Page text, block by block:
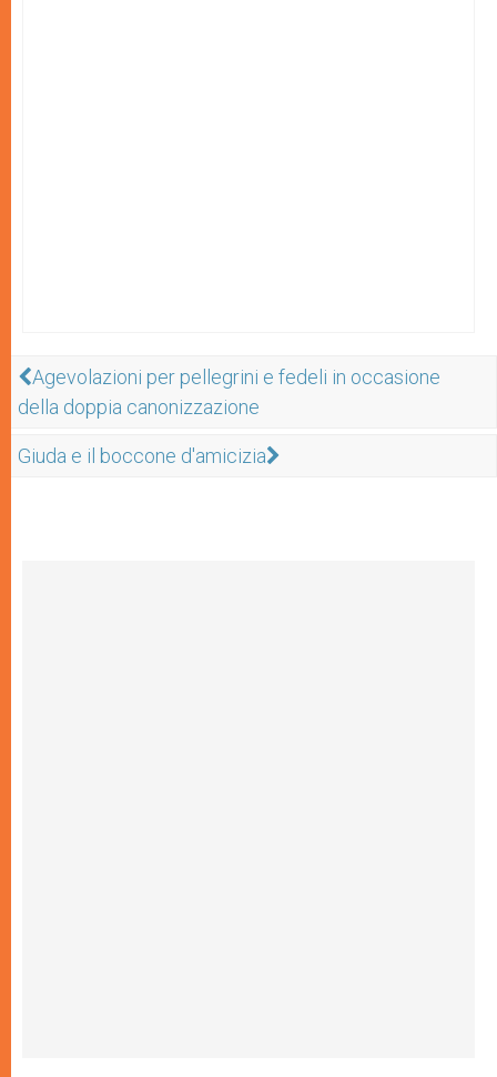
Agevolazioni per pellegrini e fedeli in occasione
della doppia canonizzazione
Giuda e il boccone d'amicizia